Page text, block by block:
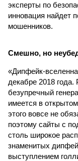
эксперты по
инновация найдет
мошенников.
Смешно, но
«Дипфейк-
декабре 2018 года.
безупречный
имеется в
этого вовсе не
поэтому сайты с
столь широкое
знаменитых
выступлением